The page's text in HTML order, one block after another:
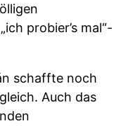
probier’s mal“-
schaffte noch
Auch das